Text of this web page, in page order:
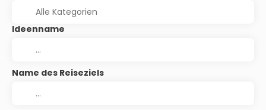
Ideenname
Name des Reiseziels